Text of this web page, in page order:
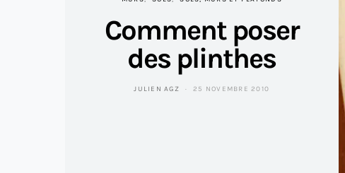
Comment poser
des plinthes
JULIEN AGZ 25 NOVEMBRE 2010